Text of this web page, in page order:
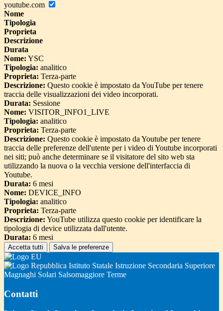
youtube.com
Nome
Tipologia
Proprieta
Descrizione
Durata
Nome: YSC
Tipologia: analitico
Proprieta: Terza-parte
Descrizione: Questo cookie è impostato da YouTube per tenere
traccia delle visualizzazioni dei video incorporati.
Durata: Sessione
Nome: VISITOR_INFO1_LIVE
Tipologia: analitico
Proprieta: Terza-parte
Descrizione: Questo cookie è impostato da Youtube per tenere
traccia delle preferenze dell'utente per i video di Youtube incorporati
nei siti; può anche determinare se il visitatore del sito web sta
utilizzando la nuova o la vecchia versione dell'interfaccia di
Youtube.
Durata: 6 mesi
Nome: DEVICE_INFO
Tipologia: analitico
Proprieta: Terza-parte
Descrizione: YouTube utilizza questo cookie per identificare la
tipologia di device utilizzata dall'utente.
Durata: 6 mesi
Accetta tutti Salva le preferenze
Istituto Statale Istruzione Secondaria Superiore
Magnaghi Solari Salsomaggiore Terme
Contatti